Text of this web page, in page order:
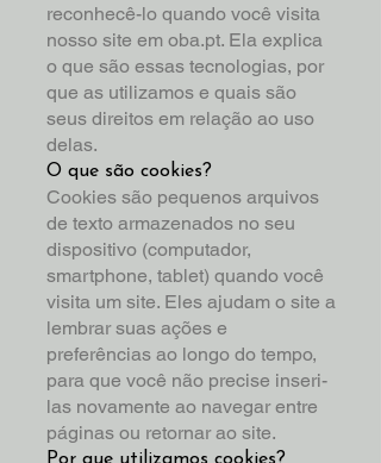
reconhecê-lo quando você visita
nosso site em oba.pt. Ela explica
o que são essas tecnologias, por
que as utilizamos e quais são
seus direitos em relação ao uso
delas.
O que são cookies?
Cookies são pequenos arquivos
de texto armazenados no seu
dispositivo (computador,
smartphone, tablet) quando você
visita um site. Eles ajudam o site a
lembrar suas ações e
preferências ao longo do tempo,
para que você não precise inseri-
las novamente ao navegar entre
páginas ou retornar ao site.